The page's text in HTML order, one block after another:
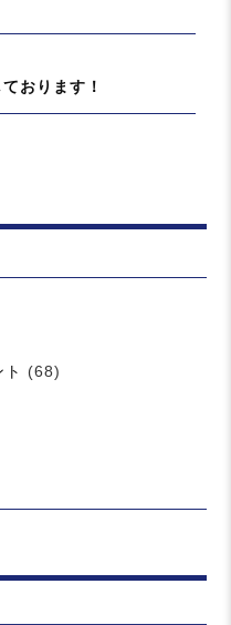
おります！
(68)